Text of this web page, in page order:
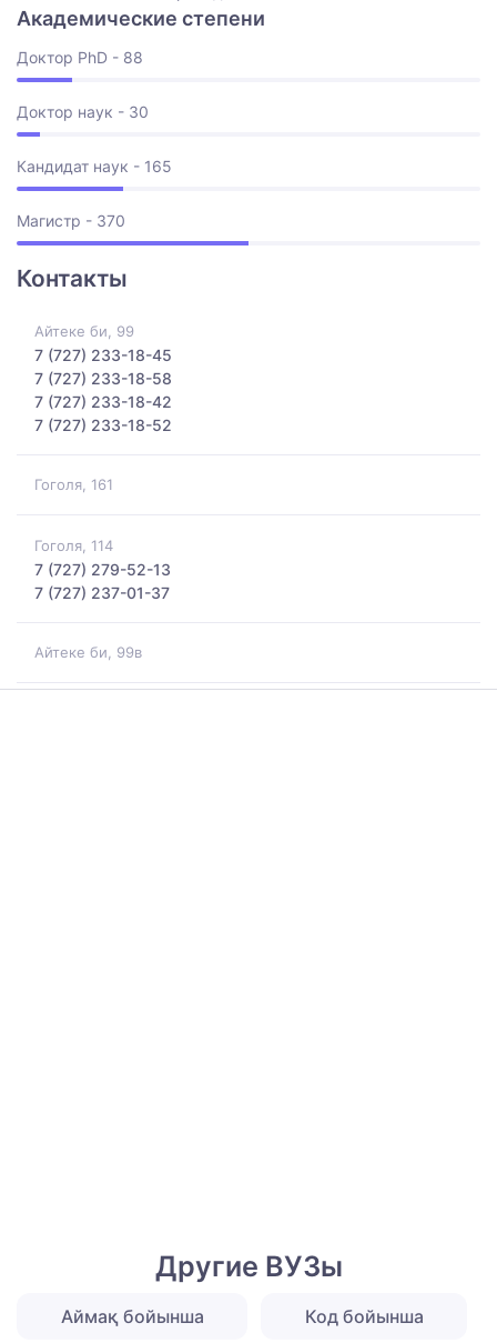
Академические степени
Доктор PhD - 88
Доктор наук - 30
Кандидат наук - 165
Магистр - 370
Контакты
Айтеке би, 99
7 (727) 233-18-45
7 (727) 233-18-58
7 (727) 233-18-42
7 (727) 233-18-52
Гоголя, 161
Гоголя, 114
7 (727) 279-52-13
7 (727) 237-01-37
Айтеке би, 99в
Другие ВУЗы
Аймақ бойынша Код бойынша